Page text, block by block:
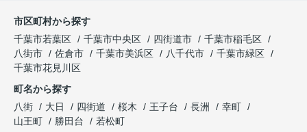
市区町村から探す
千葉市若葉区
千葉市中央区 四街道市
千葉市稲毛区
八街市
佐倉市 千葉市美浜区 八千代市
千葉市緑区
千葉市花見川区
町名から探す
八街
大日 四街道 桜木 王子台 長洲
幸町
山王町
勝田台
若松町